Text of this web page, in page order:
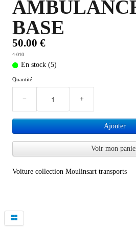
PLUS D'OBJETS ET VETEMENTS BD
IDEES CADEAUX ET PLUS
BYZANCE▼
BASE
50.00 €
4-010
En stock (5)
Quantité
− +
Ajouter
Voir mon
Voiture collection Moulinsart transports